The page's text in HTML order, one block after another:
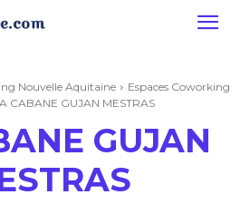
Nouvelle Aquitaine
Espaces Coworking
CABANE GUJAN MESTRAS
GUJAN